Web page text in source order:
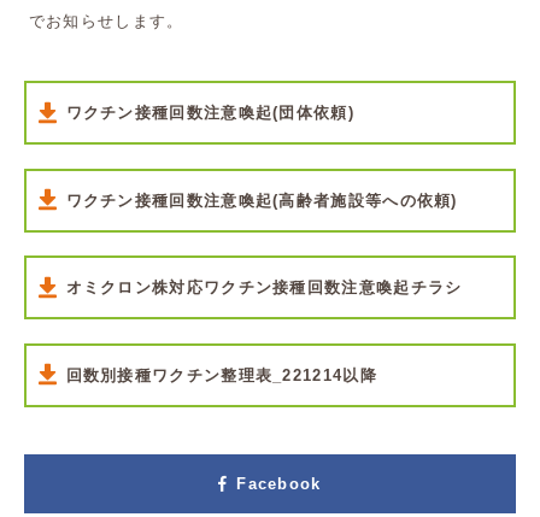
でお知らせします。
ワクチン接種回数注意喚起(団体依頼)
ワクチン接種回数注意喚起(高齢者施設等への依頼)
オミクロン株対応ワクチン接種回数注意喚起チラシ
回数別接種ワクチン整理表_221214以降
Facebook